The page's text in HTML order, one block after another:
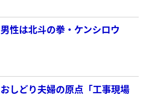
性は北斗の拳・ケンシロウ
しどり夫婦の原点「工事現場